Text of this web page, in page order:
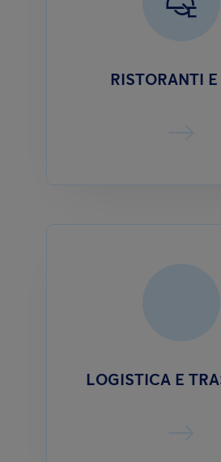
RISTORANTI
LOGISTICA E